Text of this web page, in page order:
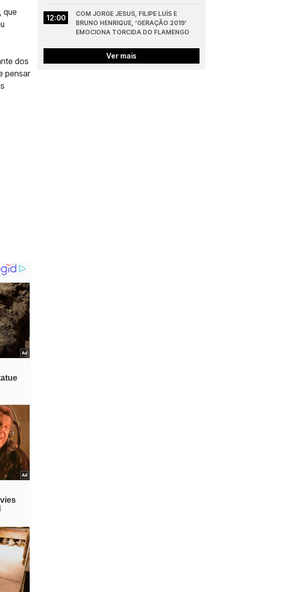
que
dos
pensar
12:00
COM JORGE JESUS, FILIPE LUÍS E
BRUNO HENRIQUE, ‘GERAÇÃO 2019’
EMOCIONA TORCIDA DO FLAMENGO
Ver mais